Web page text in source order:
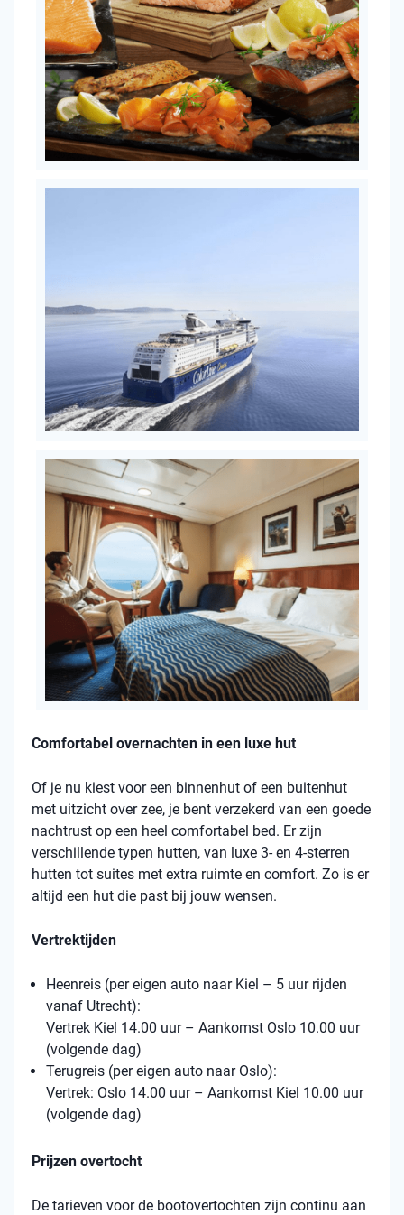
Comfortabel overnachten in een luxe hut
Of je nu kiest voor een binnenhut of een buitenhut
met uitzicht over zee, je bent verzekerd van een goede
nachtrust op een heel comfortabel bed. Er zijn
verschillende typen hutten, van luxe 3- en 4-sterren
hutten tot suites met extra ruimte en comfort. Zo is er
altijd een hut die past bij jouw wensen.
Vertrektijden
Heenreis (per eigen auto naar Kiel – 5 uur rijden
vanaf Utrecht):
Vertrek Kiel 14.00 uur – Aankomst Oslo 10.00 uur
(volgende dag)
Terugreis (per eigen auto naar Oslo):
Vertrek: Oslo 14.00 uur – Aankomst Kiel 10.00 uur
(volgende dag)
Prijzen overtocht
De tarieven voor de bootovertochten zijn continu aan